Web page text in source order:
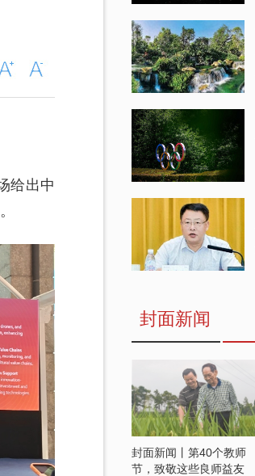
给出中
封面新闻
封面新闻丨第40个教师
节，致敬这些良师益友